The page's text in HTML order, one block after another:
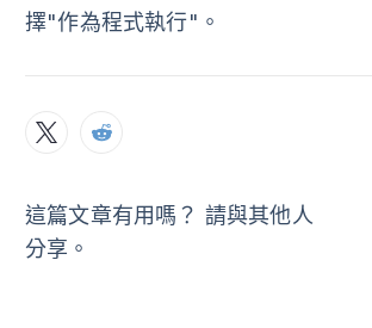
擇"作為程式執行" 。
這篇文章有用嗎？ 請與其他人
分享。